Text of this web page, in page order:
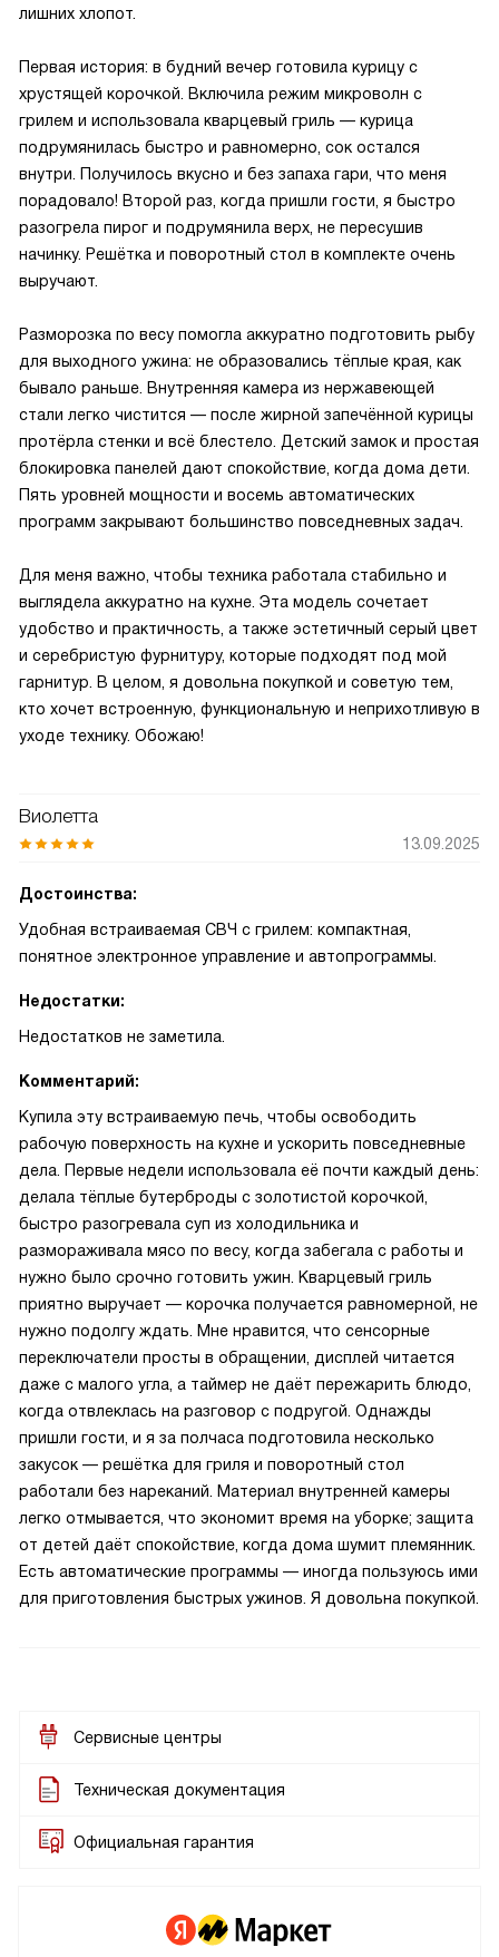
лишних хлопот.
Первая история: в будний вечер готовила курицу с
хрустящей корочкой. Включила режим микроволн с
грилем и использовала кварцевый гриль — курица
подрумянилась быстро и равномерно, сок остался
внутри. Получилось вкусно и без запаха гари, что меня
порадовало! Второй раз, когда пришли гости, я быстро
разогрела пирог и подрумянила верх, не пересушив
начинку. Решётка и поворотный стол в комплекте очень
выручают.
Разморозка по весу помогла аккуратно подготовить рыбу
для выходного ужина: не образовались тёплые края, как
бывало раньше. Внутренняя камера из нержавеющей
стали легко чистится — после жирной запечённой курицы
протёрла стенки и всё блестело. Детский замок и простая
блокировка панелей дают спокойствие, когда дома дети.
Пять уровней мощности и восемь автоматических
программ закрывают большинство повседневных задач.
Для меня важно, чтобы техника работала стабильно и
выглядела аккуратно на кухне. Эта модель сочетает
удобство и практичность, а также эстетичный серый цвет
и серебристую фурнитуру, которые подходят под мой
гарнитур. В целом, я довольна покупкой и советую тем,
кто хочет встроенную, функциональную и неприхотливую в
уходе технику. Обожаю!
Виолетта
13.09.2025
Достоинства:
Удобная встраиваемая СВЧ с грилем: компактная,
понятное электронное управление и автопрограммы.
Недостатки:
Недостатков не заметила.
Комментарий:
Купила эту встраиваемую печь, чтобы освободить
рабочую поверхность на кухне и ускорить повседневные
дела. Первые недели использовала её почти каждый день:
делала тёплые бутерброды с золотистой корочкой,
быстро разогревала суп из холодильника и
размораживала мясо по весу, когда забегала с работы и
нужно было срочно готовить ужин. Кварцевый гриль
приятно выручает — корочка получается равномерной, не
нужно подолгу ждать. Мне нравится, что сенсорные
переключатели просты в обращении, дисплей читается
даже с малого угла, а таймер не даёт пережарить блюдо,
когда отвлеклась на разговор с подругой. Однажды
пришли гости, и я за полчаса подготовила несколько
закусок — решётка для гриля и поворотный стол
работали без нареканий. Материал внутренней камеры
легко отмывается, что экономит время на уборке; защита
от детей даёт спокойствие, когда дома шумит племянник.
Есть автоматические программы — иногда пользуюсь ими
для приготовления быстрых ужинов. Я довольна покупкой.
Сервисные центры
Техническая документация
Официальная гарантия